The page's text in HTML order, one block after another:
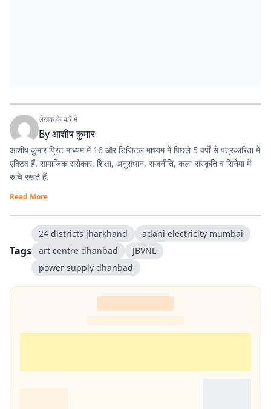
लेखक के बारे में
Byआशीष कुमार
आशीष कुमार प्रिंट माध्यम में 16 और डिजिटल माध्यम में पिछले 5 वर्षों से पत्रकारिता में
एक्टिव हैं. सामाजिक सरोकार, शिक्षा, अनुसंधान, राजनीति, कला-संस्कृति व सिनेमा में
रुचि रखते हैं.
Read More
Tags
24 districts jharkhand
adani electricity mumbai
art centre dhanbad
JBVNL
power supply dhanbad